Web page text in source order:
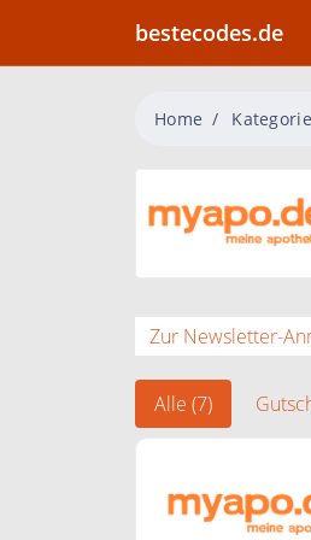
bestecodes.de
Home
Zur Newsletter-
Alle (7)